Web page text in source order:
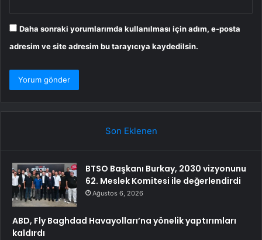
Daha sonraki yorumlarımda kullanılması için adım, e-posta
adresim ve site adresim bu tarayıcıya kaydedilsin.
Son Eklenen
BTSO Başkanı Burkay, 2030 vizyonunu
62. Meslek Komitesi ile değerlendirdi
Ağustos 6, 2026
ABD, Fly Baghdad Havayolları’na yönelik yaptırımları
kaldırdı